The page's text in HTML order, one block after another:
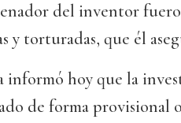
del inventor
y torturadas, que él
informó hoy que la
de forma provisional